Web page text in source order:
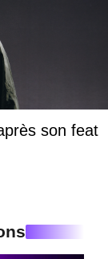
son feat